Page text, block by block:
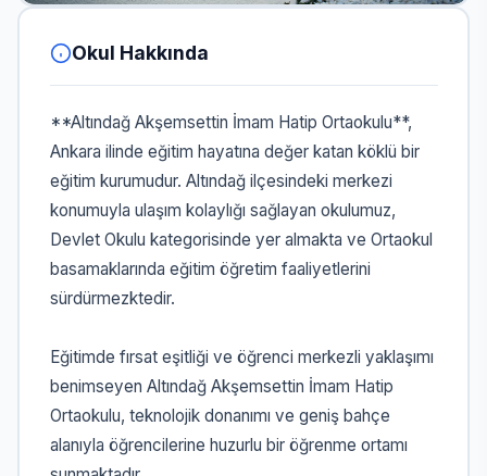
Okul Hakkında
**Altındağ Akşemsettin İmam Hatip Ortaokulu**,
Ankara ilinde eğitim hayatına değer katan köklü bir
eğitim kurumudur. Altındağ ilçesindeki merkezi
konumuyla ulaşım kolaylığı sağlayan okulumuz,
Devlet Okulu kategorisinde yer almakta ve Ortaokul
basamaklarında eğitim öğretim faaliyetlerini
sürdürmezktedir.
Eğitimde fırsat eşitliği ve öğrenci merkezli yaklaşımı
benimseyen Altındağ Akşemsettin İmam Hatip
Ortaokulu, teknolojik donanımı ve geniş bahçe
alanıyla öğrencilerine huzurlu bir öğrenme ortamı